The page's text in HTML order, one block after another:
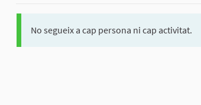
No segueix a cap persona ni cap activitat.